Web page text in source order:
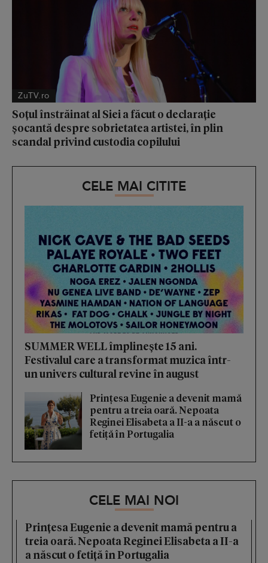
ZuTV.ro
Soțul înstrăinat al Siei a făcut o declarație
șocantă despre sobrietatea artistei, în plin
scandal privind custodia copilului
CELE MAI CITITE
SUMMER WELL împlinește 15 ani.
Festivalul care a transformat muzica într-
un univers cultural revine în august
Prințesa Eugenie a devenit mamă
pentru a treia oară. Nepoata
Reginei Elisabeta a II-a a născut o
fetiță în Portugalia
CELE MAI NOI
Prințesa Eugenie a devenit mamă pentru a
treia oară. Nepoata Reginei Elisabeta a II-a
a născut o fetiță în Portugalia